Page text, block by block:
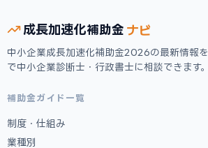
成長加速化補助金 ナビ
中小企業成長加速化補助金2026の最新情報
で中小企業診断士・行政書士に相談できます。
補助金ガイド一覧
制度・仕組み
業種別